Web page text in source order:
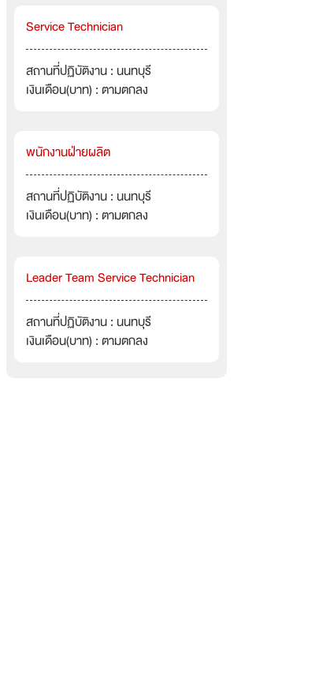
Service Technician
สถานที่ปฏิบัติงาน : นนทบุรี
เงินเดือน(บาท) : ตามตกลง
พนักงานฝ่ายผลิต
สถานที่ปฏิบัติงาน : นนทบุรี
เงินเดือน(บาท) : ตามตกลง
Leader Team Service Technician
สถานที่ปฏิบัติงาน : นนทบุรี
เงินเดือน(บาท) : ตามตกลง